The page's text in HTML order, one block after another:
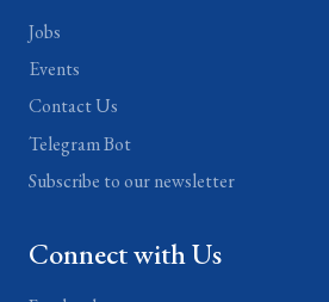
Jobs
Events
Contact Us
Telegram Bot
Subscribe to our newsletter
Connect with Us